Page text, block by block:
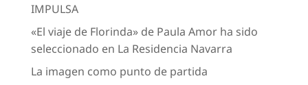
IMPULSA
«El viaje de Florinda» de Paula Amor ha sido
seleccionado en La Residencia Navarra
La imagen como punto de partida